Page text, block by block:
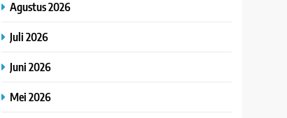
Agustus 2026
Juli 2026
Juni 2026
Mei 2026